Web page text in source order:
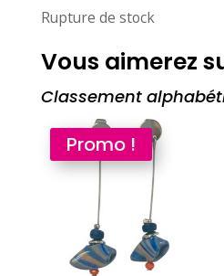
Rupture de stock
Vous aimerez
Classement
Promo !